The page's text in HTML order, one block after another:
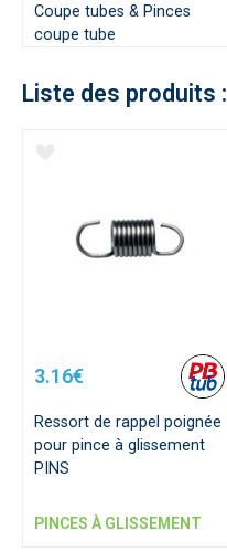
Coupe tubes & Pinces
coupe tube
Liste des produits :
3.16€
Ressort de rappel poignée
pour pince à glissement
PINS
PINCES À GLISSEMENT